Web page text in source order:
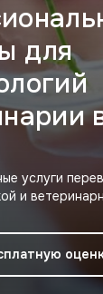
для
услуги
и